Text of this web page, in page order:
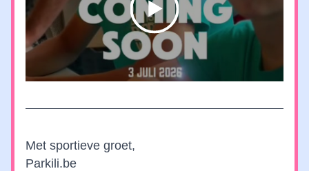
Met sportieve groet,
Parkili.be